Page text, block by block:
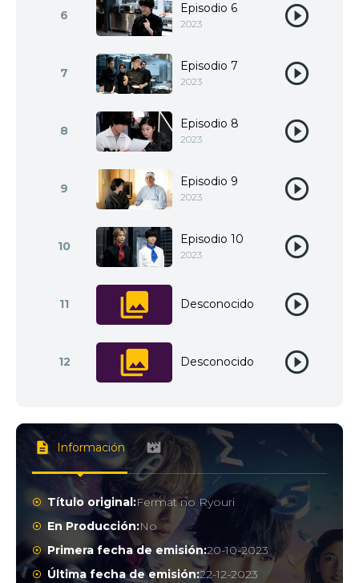
6 Episodio 6
2023
7 Episodio 7
2023
8 Episodio 8
2023
9 Episodio 9
2023
10 Episodio 10
2023
11 Desconocido
12 Desconocido
Información
Título original:Fermat no Ryouri
En Producción:No
Primera fecha de emisión:20-10-2023
Última fecha de emisión:22-12-2023